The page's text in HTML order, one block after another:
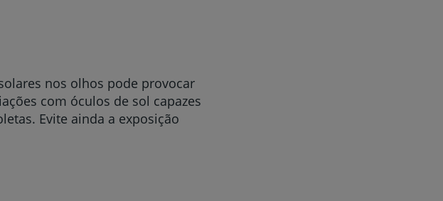
nos olhos pode provocar
com óculos de sol capazes
Evite ainda a exposição